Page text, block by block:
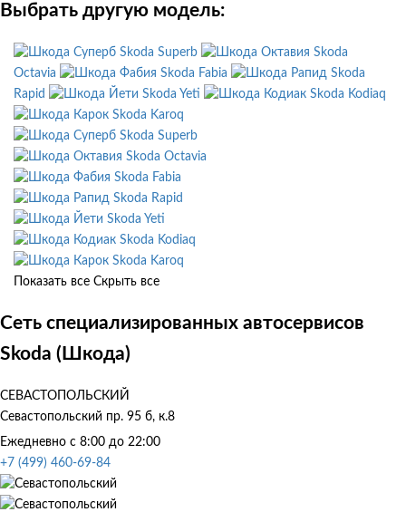
Выбрать другую модель:
Skoda Superb
Skoda
Octavia
Skoda Fabia
Skoda
Rapid
Skoda Yeti
Skoda Kodiaq
Skoda Karoq
Skoda Superb
Skoda Octavia
Skoda Fabia
Skoda Rapid
Skoda Yeti
Skoda Kodiaq
Skoda Karoq
Показать все Скрыть все
Сеть специализированных автосервисов
Skoda (Шкода)
СЕВАСТОПОЛЬСКИЙ
Севастопольский пр. 95 б, к.8
Ежедневно с 8:00 до 22:00
+7 (499) 460-69-84